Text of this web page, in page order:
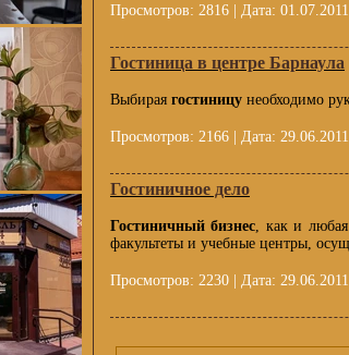
Просмотров: 2816 | Дата: 01.07.2011
Гостиница в центре Барнаула
Выбирая гостиницу необходимо
Просмотров: 2166 | Дата: 29.06.2011
Гостиничное дело
Гостиничный бизнес, как и любая
факультеты и учебные центры,
Просмотров: 2230 | Дата: 29.06.2011